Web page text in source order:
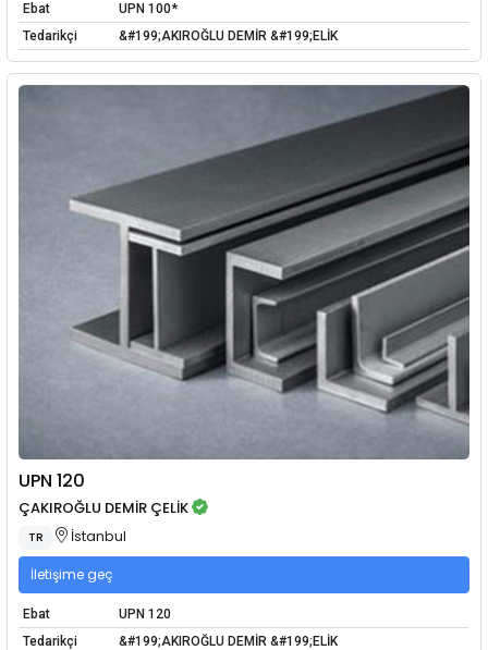
Ebat
UPN 100*
Tedarikçi
&#199;AKIROĞLU DEMİR &#199;ELİK
UPN 120
ÇAKIROĞLU DEMİR ÇELİK
TR İstanbul
İletişime geç
Ebat
UPN 120
Tedarikçi
&#199;AKIROĞLU DEMİR &#199;ELİK